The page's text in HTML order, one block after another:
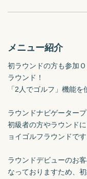
メニュー紹介
初ラウンドの方も参加
ラウンド！
「2人でゴルフ」機能
ラウンドナビゲーター
初級者の方やラウンド
ョイゴルフラウンドです
ラウンドデビューのお
なっておりますため、